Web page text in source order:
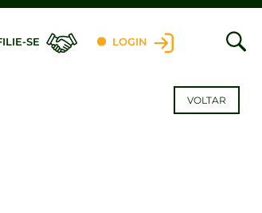
SE LOGIN
VOLTAR